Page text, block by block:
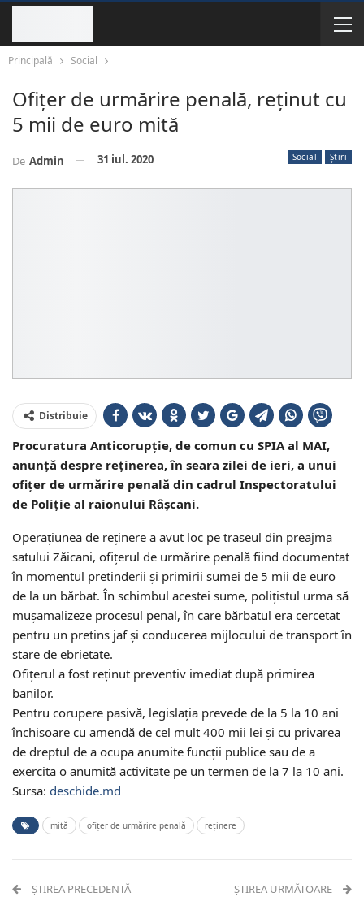
Principală Social
Ofiţer de urmărire penală, reţinut cu
5 mii de euro mită
Social Știri
De Admin 31 iul. 2020
Distribuie
Procuratura Anticorupție, de comun cu SPIA al MAI,
anunță despre reținerea, în seara zilei de ieri, a unui
ofițer de urmărire penală din cadrul Inspectoratului
de Poliție al raionului Râșcani.
Operațiunea de reținere a avut loc pe traseul din preajma
satului Zăicani, ofițerul de urmărire penală fiind documentat
în momentul pretinderii și primirii sumei de 5 mii de euro
de la un bărbat. În schimbul acestei sume, polițistul urma să
mușamalizeze procesul penal, în care bărbatul era cercetat
pentru un pretins jaf și conducerea mijlocului de transport în
stare de ebrietate.
Ofițerul a fost reținut preventiv imediat după primirea
banilor.
Pentru corupere pasivă, legislația prevede de la 5 la 10 ani
închisoare cu amendă de cel mult 400 mii lei şi cu privarea
de dreptul de a ocupa anumite funcții publice sau de a
exercita o anumită activitate pe un termen de la 7 la 10 ani.
Sursa: deschide.md
mită ofițer de urmărire penală reținere
ȘTIREA PRECEDENTĂ ȘTIREA URMĂTOARE